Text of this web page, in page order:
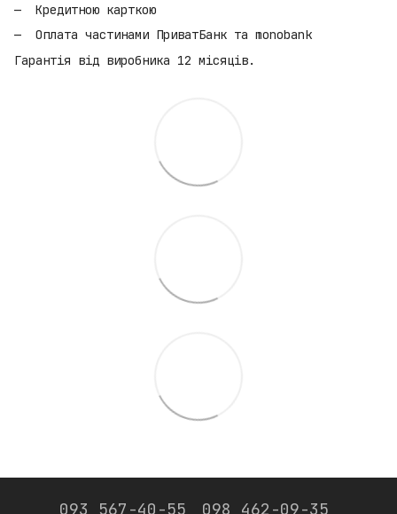
Кредитною карткою
Оплата частинами ПриватБанк та monobank
Гарантія від виробника 12 місяців.
093 567-40-55 098 462-09-35